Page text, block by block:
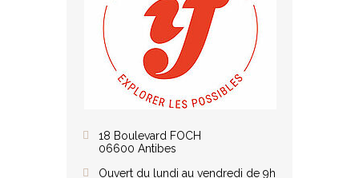
18 Boulevard FOCH
06600 Antibes
Ouvert du lundi au vendredi de 9h